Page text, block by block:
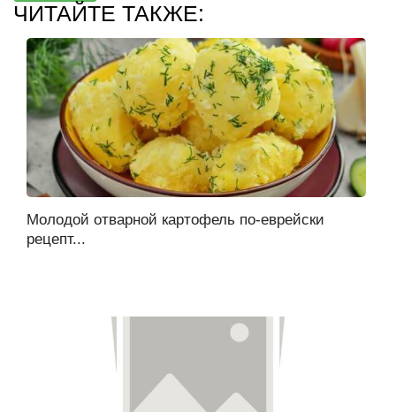
ЧИТАЙТЕ ТАКЖЕ:
Молодой отварной картофель по-еврейски
рецепт...